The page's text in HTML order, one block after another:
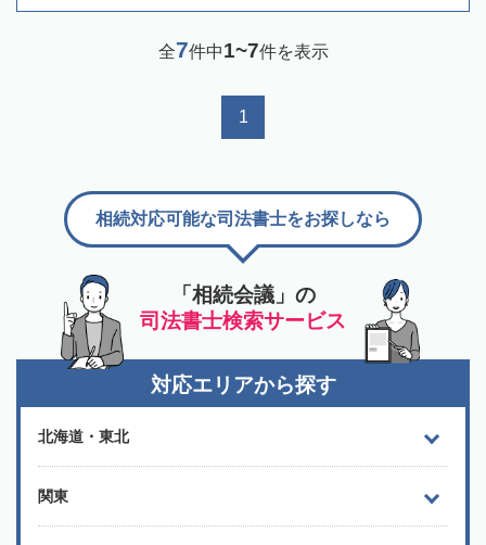
全7件中1~7件を表示
1
「相続会議」の
司法書士検索サービス
相続対応可能な司法書士をお探しなら
対応エリアから探す
北海道・東北
関東